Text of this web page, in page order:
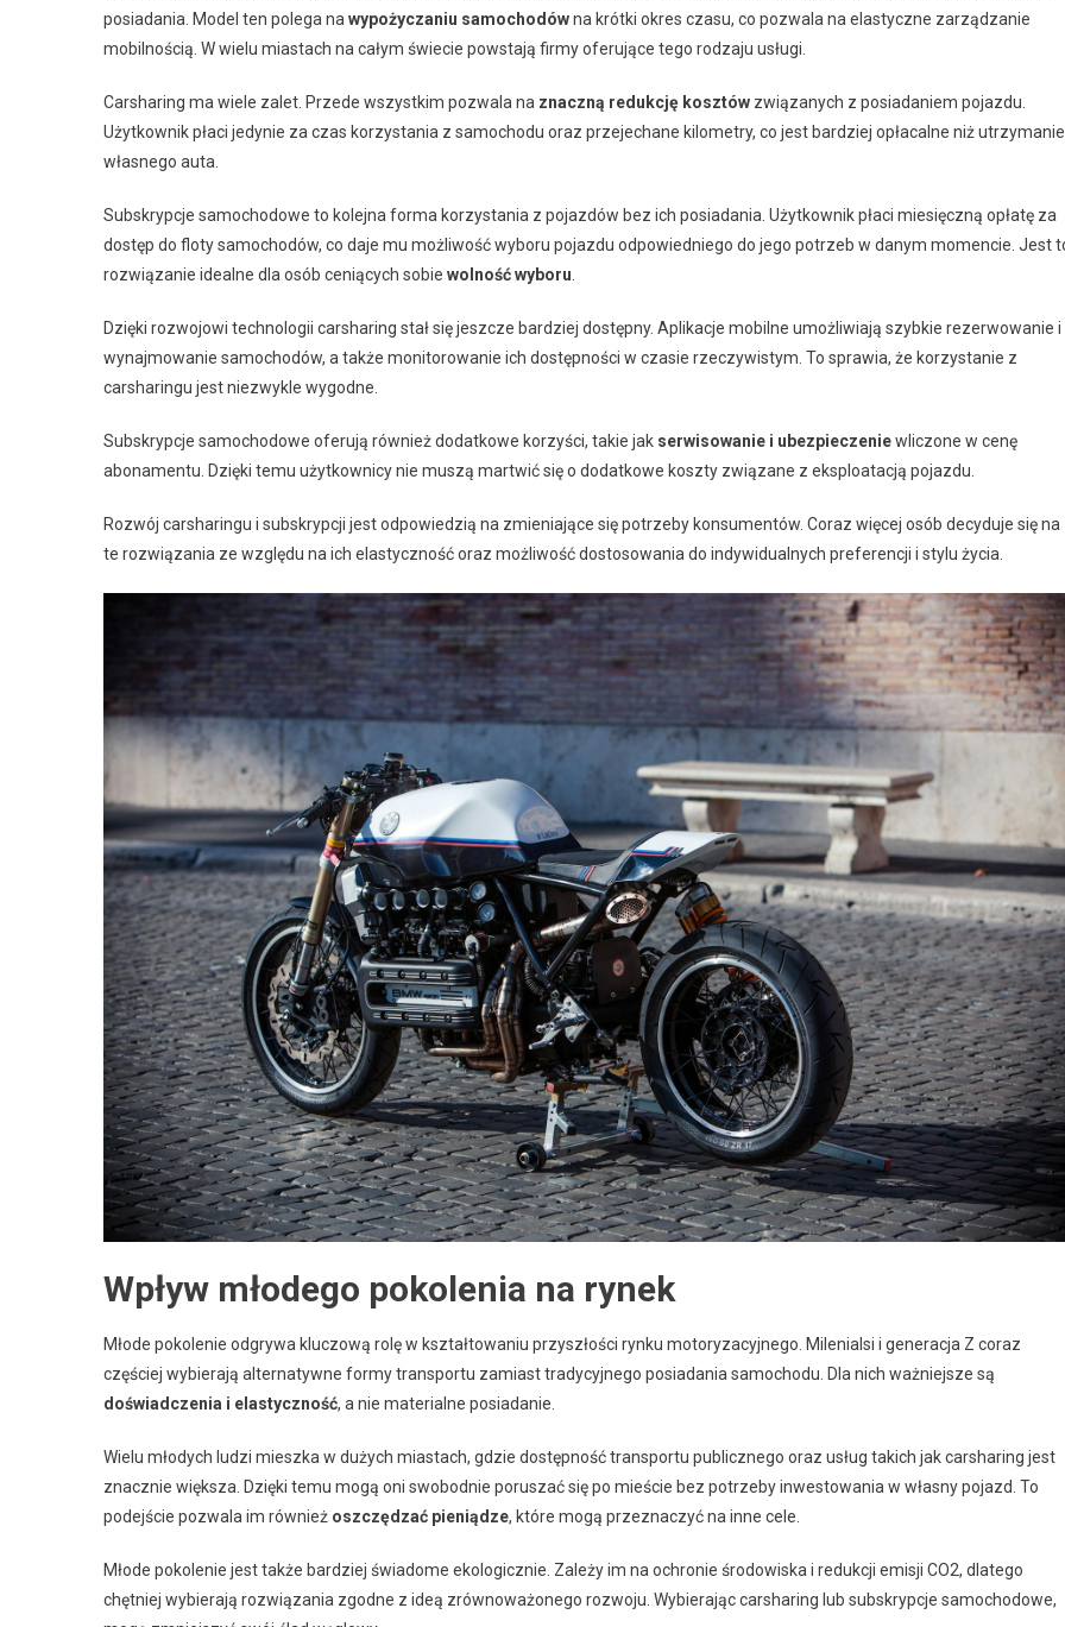
posiadania. Model ten polega na wypożyczaniu samochodówna krótki okres czasu, co pozwala na elastyczne zarządzanie
mobilnością. W wielu miastach na całym świecie powstają firmy oferujące tego rodzaju usługi.
Carsharing ma wiele zalet. Przede wszystkim pozwala na znaczną redukcję kosztów związanych z posiadaniem pojazdu.
Użytkownik płaci jedynie za czas korzystania z samochodu oraz przejechane kilometry, co jest bardziej opłacalne niż utrzymanie
własnego auta.
Subskrypcje samochodowe to kolejna forma korzystania z pojazdów bez ich posiadania. Użytkownik płaci miesięczną opłatę za
dostęp do floty samochodów, co daje mu możliwość wyboru pojazdu odpowiedniego do jego potrzeb w danym momencie. Jest
rozwiązanie idealne dla osób ceniących sobie wolność wyboru
Dzięki rozwojowi technologii carsharing stał się jeszcze bardziej dostępny. Aplikacje mobilne umożliwiają szybkie rezerwowanie i
wynajmowanie samochodów, a także monitorowanie ich dostępności w czasie rzeczywistym. To sprawia, że korzystanie z
carsharingu jest niezwykle wygodne.
Subskrypcje samochodowe oferują również dodatkowe korzyści, takie jak serwisowanie i ubezpieczeniewliczone w cenę
abonamentu. Dzięki temu użytkownicy nie muszą martwić się o dodatkowe koszty związane z eksploatacją pojazdu.
Rozwój carsharingu i subskrypcji jest odpowiedzią na zmieniające się potrzeby konsumentów. Coraz więcej osób decyduje się na
te rozwiązania ze względu na ich elastyczność oraz możliwość dostosowania do indywidualnych preferencji i stylu życia.
Wpływ młodego pokolenia na rynek
Młode pokolenie odgrywa kluczową rolę w kształtowaniu przyszłości rynku motoryzacyjnego. Milenialsi i generacja Z coraz
częściej wybierają alternatywne formy transportu zamiast tradycyjnego posiadania samochodu. Dla nich ważniejsze są
doświadczenia i elastyczność, a nie materialne posiadanie.
Wielu młodych ludzi mieszka w dużych miastach, gdzie dostępność transportu publicznego oraz usług takich jak carsharing jest
znacznie większa. Dzięki temu mogą oni swobodnie poruszać się po mieście bez potrzeby inwestowania w własny pojazd. To
podejście pozwala im również oszczędzać pieniądze, które mogą przeznaczyć na inne cele.
Młode pokolenie jest także bardziej świadome ekologicznie. Zależy im na ochronie środowiska i redukcji emisji CO2, dlatego
chętniej wybierają rozwiązania zgodne z ideą zrównoważonego rozwoju. Wybierając carsharing lub subskrypcje samochodowe,